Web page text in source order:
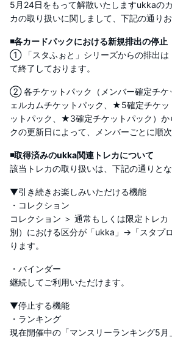
5月24日をもって解散いたしますukkaの
カの取り扱いに関しまして、下記の通り
◾各カードパックにおける新規排出の停止
① 「スタふぉと」シリーズからの排出は
て終了しております。
② 各チケットパック（メンバー確定チケ
ェルカムチケットパック、★5確定チケ
ットパック、★3確定チケットパック）か
クの更新日によって、メンバーごとに順次
◾取得済みのukka関連トレカについて
該当トレカの取り扱いは、下記の通りとな
▼引き続きお楽しみいただける機能
・コレクション
コレクション ＞ 通常もしくは限定トレ
別）における区分が「ukka」→「スタプ
ります。
・バインダー
継続してご利用いただけます。
▼停止する機能
・ランキング
現在開催中の「マンスリーランキング5